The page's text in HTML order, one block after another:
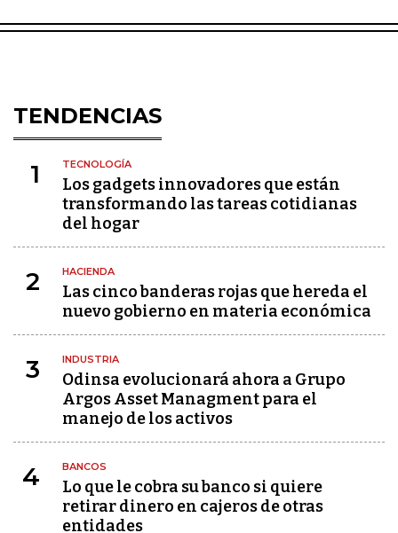
TENDENCIAS
1 TECNOLOGÍA
Los gadgets innovadores que están
transformando las tareas cotidianas
del hogar
2 HACIENDA
Las cinco banderas rojas que hereda el
nuevo gobierno en materia económica
3 INDUSTRIA
Odinsa evolucionará ahora a Grupo
Argos Asset Managment para el
manejo de los activos
4 BANCOS
Lo que le cobra su banco si quiere
retirar dinero en cajeros de otras
entidades